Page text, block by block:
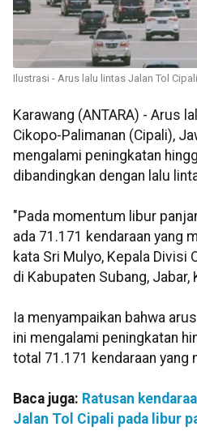
Ilustrasi - Arus lalu lintas Jalan Tol
Karawang (ANTARA) - Arus
Cikopo-Palimanan (Cipali),
mengalami peningkatan
dibandingkan dengan lalu
"Pada momentum libur
ada 71.171 kendaraan yang
kata Sri Mulyo, Kepala Divisi
di Kabupaten Subang, Jabar,
Ia menyampaikan bahwa
ini mengalami peningkatan
total 71.171 kendaraan yang
Baca juga: Ratusan
Jalan Tol Cipali pada libur